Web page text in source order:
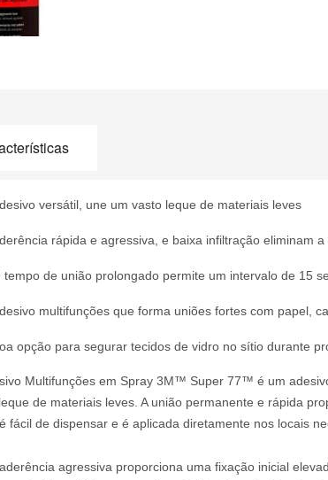
versátil, une um vasto leque de materiais leves
rápida e agressiva, e baixa infiltração eliminam
tempo de união prolongado permite um intervalo de 15
multifunções que forma uniões fortes com papel,
opção para segurar tecidos de vidro no sítio durante
Multifunções em Spray 3M™ Super 77™ é um
de materiais leves. A união permanente e rápida
fácil de dispensar e é aplicada diretamente nos locais
agressiva proporciona uma fixação inicial